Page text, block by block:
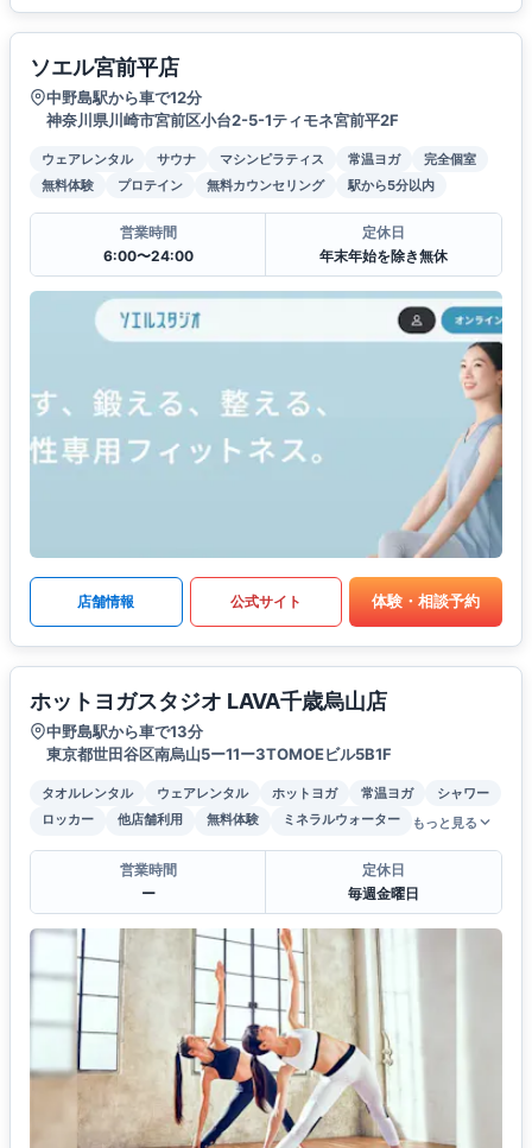
ソエル宮前平店
中野島駅から車で12分
神奈川県川崎市宮前区小台2-5-1ティモネ宮前平2F
ウェアレンタル サウナ マシンピラティス 常温ヨガ
完全個室
無料体験
プロテイン 無料カウンセリング 駅から5分以内
営業時間
6:00〜24:00
定休日
年末年始を除き無休
店舗情報 公式サイト 体験・相談予約
ホットヨガスタジオ LAVA千歳烏山店
中野島駅から車で13分
東京都世田谷区南烏山5ー11ー3TOMOEビル5B1F
タオルレンタル ウェアレンタル ホットヨガ 常温ヨガ
シャワー
ロッカー
他店舗利用 無料体験 ミネラルウォーター もっと見る
営業時間
ー
定休日
毎週金曜日